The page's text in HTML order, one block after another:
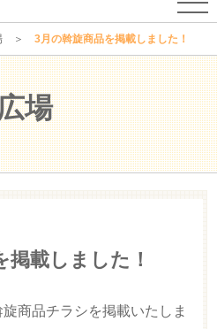
＞ 3月の斡旋商品を掲載しました！
場
掲載しました！
商品チラシを掲載いたしま